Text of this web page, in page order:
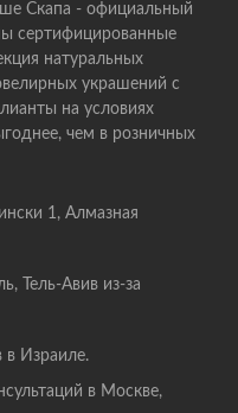
Скапа - официальный
сертифицированные
натуральных
украшений с
на условиях
чем в розничных
1, Алмазная
Тель-Авив из-за
в Израиле.
в Москве,